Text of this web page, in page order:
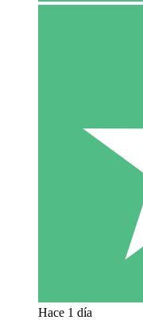
Hace 1 día